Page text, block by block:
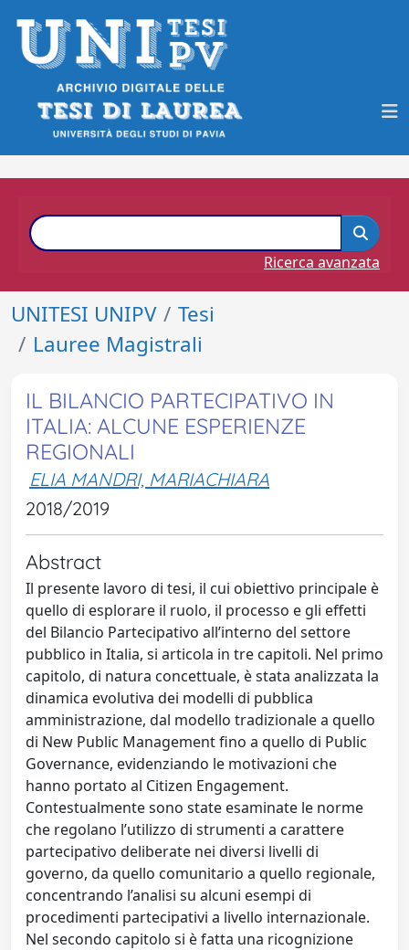
Ricerca avanzata
UNITESI UNIPV
Tesi
Lauree Magistrali
IL BILANCIO PARTECIPATIVO IN
ITALIA: ALCUNE ESPERIENZE
REGIONALI
ELIA MANDRI, MARIACHIARA
2018/2019
Abstract
Il presente lavoro di tesi, il cui obiettivo principale è
quello di esplorare il ruolo, il processo e gli effetti
del Bilancio Partecipativo all’interno del settore
pubblico in Italia, si articola in tre capitoli. Nel primo
capitolo, di natura concettuale, è stata analizzata la
dinamica evolutiva dei modelli di pubblica
amministrazione, dal modello tradizionale a quello
di New Public Management fino a quello di Public
Governance, evidenziando le motivazioni che
hanno portato al Citizen Engagement.
Contestualmente sono state esaminate le norme
che regolano l’utilizzo di strumenti a carattere
partecipativo deliberate nei diversi livelli di
governo, da quello comunitario a quello regionale,
concentrando l’analisi su alcuni esempi di
procedimenti partecipativi a livello internazionale.
Nel secondo capitolo si è fatta una ricognizione